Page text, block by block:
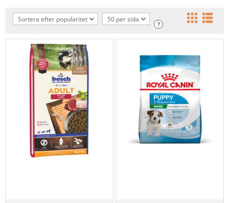
Sortera efter popularitet 50 per sida
?